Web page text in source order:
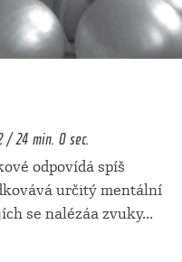
/ 24 min. 0 sec.
odpovídá spíš
určitý mentální
se nalézáa zvuky...